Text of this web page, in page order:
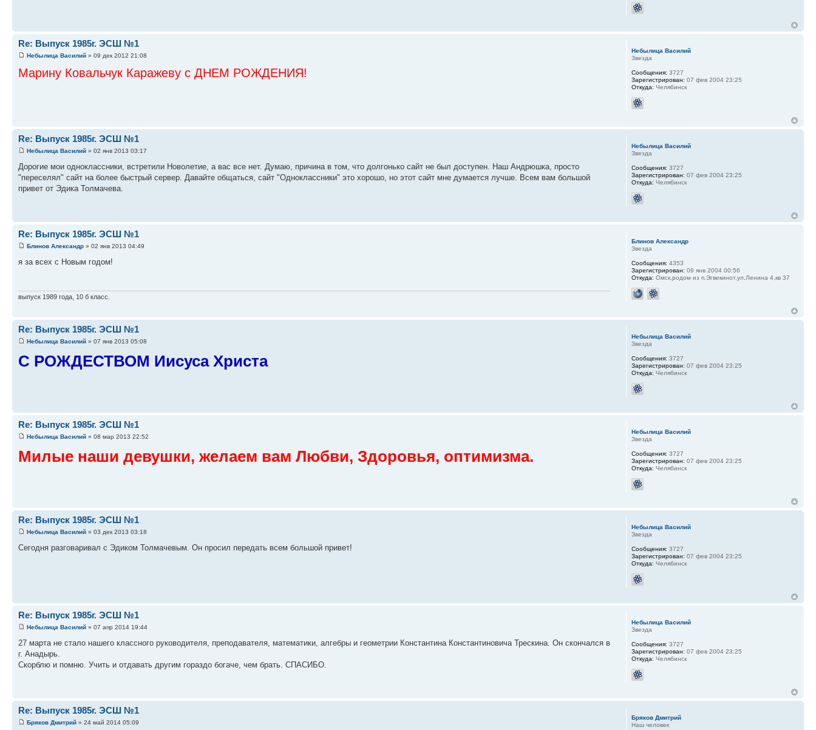
Re: Выпуск 1985г. ЭСШ №1
Небылица Василий » 09 дек 2012 21:08
Марину Ковальчук Каражеву с ДНЕМ РОЖДЕНИЯ!
Небылица Василий
Звезда
Сообщения: 3727
Зарегистрирован: 07 фев 2004 23:25
Откуда: Челябинск
Re: Выпуск 1985г. ЭСШ №1
Небылица Василий » 02 янв 2013 03:17
Дорогие мои одноклассники, встретили Новолетие, а вас все нет. Думаю, причина в том, что долгонько сайт не был доступен. Наш Андрюшка, просто
"переселял" сайт на более быстрый сервер. Давайте общаться, сайт "Одноклассники" это хорошо, но этот сайт мне думается лучше. Всем вам большой
привет от Эдика Толмачева.
Небылица Василий
Звезда
Сообщения: 3727
Зарегистрирован: 07 фев 2004 23:25
Откуда: Челябинск
Re: Выпуск 1985г. ЭСШ №1
Блинов Александр » 02 янв 2013 04:49
я за всех с Новым годом!
выпуск 1989 года, 10 б класс.
Блинов Александр
Звезда
Сообщения: 4353
Зарегистрирован: 09 янв 2004 00:56
Откуда: Омск,родом из п.Эгвекинот,ул.Ленина 4,кв 37
Re: Выпуск 1985г. ЭСШ №1
Небылица Василий » 07 янв 2013 05:08
С РОЖДЕСТВОМ Иисуса Христа
Небылица Василий
Звезда
Сообщения: 3727
Зарегистрирован: 07 фев 2004 23:25
Откуда: Челябинск
Re: Выпуск 1985г. ЭСШ №1
Небылица Василий » 08 мар 2013 22:52
Милые наши девушки, желаем вам Любви, Здоровья, оптимизма.
Небылица Василий
Звезда
Сообщения: 3727
Зарегистрирован: 07 фев 2004 23:25
Откуда: Челябинск
Re: Выпуск 1985г. ЭСШ №1
Небылица Василий » 03 дек 2013 03:18
Сегодня разговаривал с Эдиком Толмачевым. Он просил передать всем большой привет!
Небылица Василий
Звезда
Сообщения: 3727
Зарегистрирован: 07 фев 2004 23:25
Откуда: Челябинск
Re: Выпуск 1985г. ЭСШ №1
Небылица Василий » 07 апр 2014 19:44
27 марта не стало нашего классного руководителя, преподавателя, математики, алгебры и геометрии Константина Константиновича Трескина. Он скончался в
г. Анадырь.
Скорблю и помню. Учить и отдавать другим гораздо богаче, чем брать. СПАСИБО.
Небылица Василий
Звезда
Сообщения: 3727
Зарегистрирован: 07 фев 2004 23:25
Откуда: Челябинск
Re: Выпуск 1985г. ЭСШ №1
Бряков Дмитрий » 24 май 2014 05:09
Бряков Дмитрий
Наш человек